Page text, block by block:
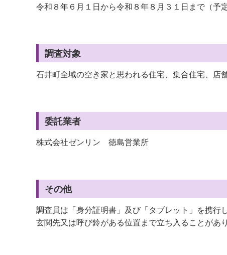
令和８年６月１日から令和８年８月３１日まで（予定
調査対象
石井町全域の空き家と思われる住宅、集合住宅、店
委託業者
株式会社ゼンリン 徳島営業所
その他
調査員は「身分証明書」及び「タブレット」を携
玄関先又は呼び鈴がある位置まで立ち入ることがあり